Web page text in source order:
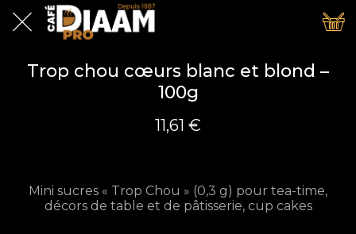
Trop chou cœurs blanc et blond –
100g
11,61 €
Mini sucres « Trop Chou » (0,3 g) pour tea-time,
décors de table et de pâtisserie, cup cakes